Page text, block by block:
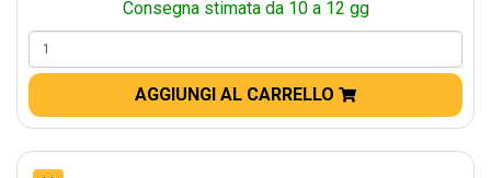
Consegna stimata da 10 a 12 gg
AGGIUNGI AL CARRELLO